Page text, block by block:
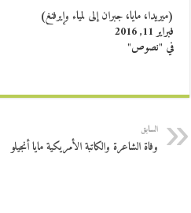
(ميريدا، مايا، جبران إلى لمياء وإيرفنغ)
فبراير 11, 2016
في "نصوص"
السابق
وفاة الشاعرة والكاتبة الأمريكية مايا أنجيلو